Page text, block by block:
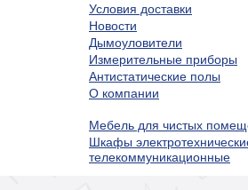
Условия доставки
Новости
Дымоуловители
Измерительные приборы
Антистатические полы
О компании
Мебель для чистых
Шкафы
телекоммуникационные